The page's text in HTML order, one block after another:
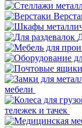
мебели
тележек и тачек